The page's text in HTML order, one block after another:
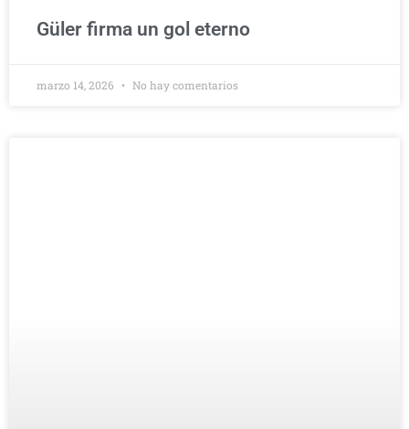
Güler firma un gol eterno
marzo 14, 2026 No hay comentarios